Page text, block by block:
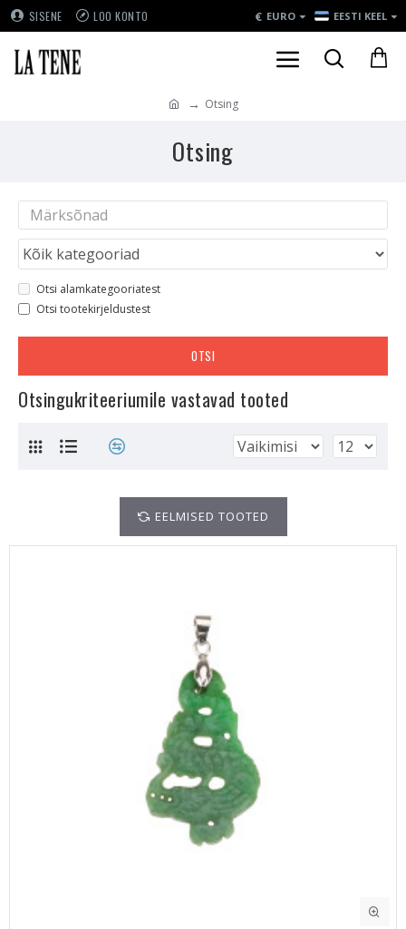
SISENE LOO KONTO € EURO EESTI KEEL
Otsing
Otsing
Otsi alamkategooriatest
Otsi tootekirjeldustest
OTSI
Otsingukriteeriumile vastavad tooted
EELMISED TOOTED